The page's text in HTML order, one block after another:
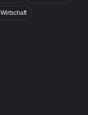
Wirtschaft